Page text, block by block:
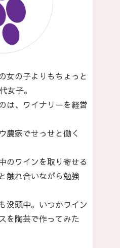
女の子よりもちょっと
女子。
は、ワイナリーを経営
農家でせっせと働く
のワインを取り寄せる
触れ合いながら勉強
没頭中。いつかワイン
を陶芸で作ってみた